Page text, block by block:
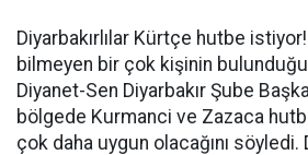
Diyarbakırlılar Kürtçe hutbe
bilmeyen bir çok kişinin
Diyanet-Sen Diyarbakır Şube
bölgede Kurmanci ve Zazaca
çok daha uygun olacağını söyledi.